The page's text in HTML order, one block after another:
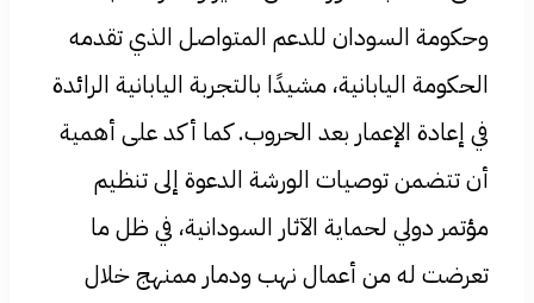
وحكومة السودان للدعم المتواصل الذي تقدمه
الحكومة اليابانية، مشيدًا بالتجربة اليابانية الرائدة
في إعادة الإعمار بعد الحروب. كما أكد على أهمية
أن تتضمن توصيات الورشة الدعوة إلى تنظيم
مؤتمر دولي لحماية الآثار السودانية، في ظل ما
تعرضت له من أعمال نهب ودمار ممنهج خلال